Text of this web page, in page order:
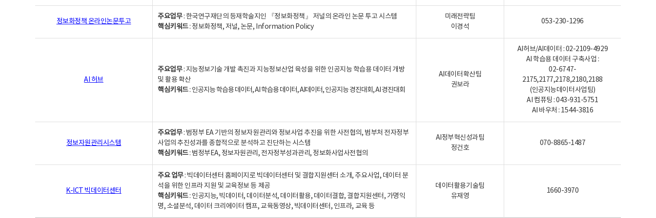
정보화정책 온라인논문투고
주요업무: 한국연구재단의 등재학술지인 『정보화정책』 저널의 온라인 논문 투고 시스템
핵심키워드: 정보화정책, 저널, 논문, Information Policy
미래전략팀
이경석
053-230-1296
AI 허브
주요업무: 지능정보기술 개발 촉진과 지능정보산업 육성을 위한 인공지능 학습용 데이터 개방
및 활용 확산
핵심키워드: 인공지능 학습용 데이터, AI 학습용 데이터, AI데이터, 인공지능 경진대회, AI 경진대회
AI데이터확산팀
권보라
AI허브/AI데이터 : 02-2109-4929
AI 학습용 데이터 구축사업 :
02-6747-
2175,2177,2178,2180,2188
(인공지능데이터사업팀)
AI 컴퓨팅 : 043-931-5751
AI 바우처 : 1544-3816
정보자원관리시스템
주요업무: 범정부 EA 기반의 정보자원관리와 정보사업 추진을 위한 사전협의, 범부처 전자정부
사업의 추진성과를 종합적으로 분석하고 진단하는 시스템
핵심키워드: 범정부EA, 정보자원관리, 전자정부성과관리, 정보화사업사전협의
AI정부혁신성과팀
정건호
070-8865-1487
K-ICT 빅데이터센터
주요 업무: 빅데이터센터 홈페이지로 빅데이터센터 및 결합지원센터 소개, 주요사업, 데이터 분
석을 위한 인프라 지원 및 교육정보 등 제공
핵심키워드: 인공지능, 빅데이터, 데이터분석, 데이터활용, 데이터결합, 결합지원센터, 가명익
명, 소셜분석, 데이터 크리에이터 캠프, 교육동영상, 빅데이터센터, 인프라, 교육 등
데이터활용기술팀
유재영
1660-3970